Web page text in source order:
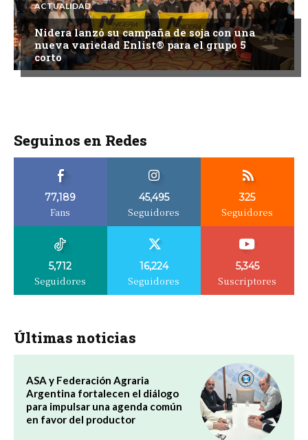
ACTUALIDAD
Nidera lanzó su campaña de soja con una
nueva variedad Enlist® para el grupo 5
corto
Seguinos en Redes
77,189
Fans
45,495
Seguidores
325
Seguidores
5,712
Seguidores
16,224
Seguidores
5,345
Suscriptores
Últimas noticias
ASA y Federación Agraria
Argentina fortalecen el diálogo
para impulsar una agenda común
en favor del productor